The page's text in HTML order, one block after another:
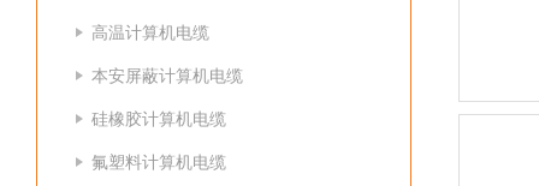
高温计算机电缆
本安屏蔽计算机电缆
硅橡胶计算机电缆
氟塑料计算机电缆